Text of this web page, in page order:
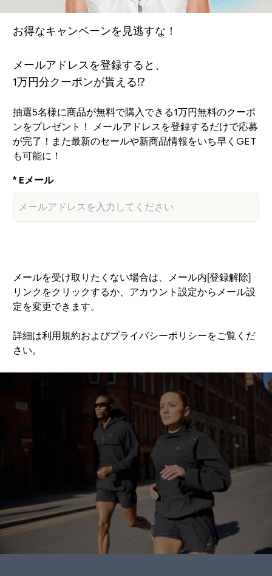
お得なキャンペーンを見逃すな！
メールアドレスを登録すると、
1万円分クーポンが貰える⁉
抽選5名様に商品が無料で購入できる1万円無料のクーポ
ンをプレゼント！ メールアドレスを登録するだけで応募
が完了！また最新のセールや新商品情報をいち早くGET
も可能に！
Eメール
メールを受け取りたくない場合は、メール内[登録解除]
リンクをクリックするか、アカウント設定からメール設
定を変更できます。
詳細は利用規約およびプライバシーポリシーをご覧くだ
さい。